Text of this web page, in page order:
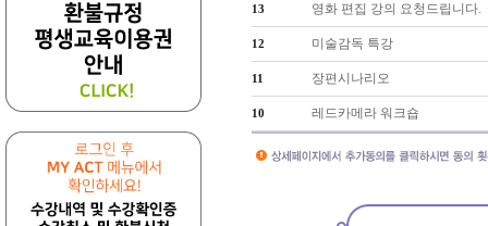
13 영화 편집 강의 요청드립니다.
12 미술감독 특강
11 장편시나리오
10 레드카메라 워크숍